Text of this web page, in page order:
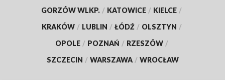
GORZÓW WLKP. / KATOWICE / KIELCE /
KRAKÓW / LUBLIN / ŁÓDŹ / OLSZTYN /
OPOLE / POZNAŃ / RZESZÓW /
SZCZECIN / WARSZAWA / WROCŁAW